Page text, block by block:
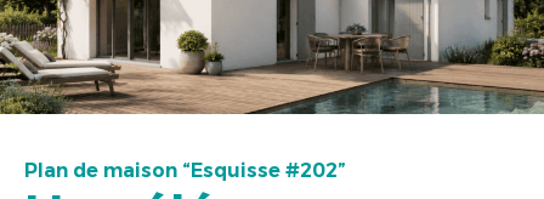
Plan de maison “Esquisse #202”